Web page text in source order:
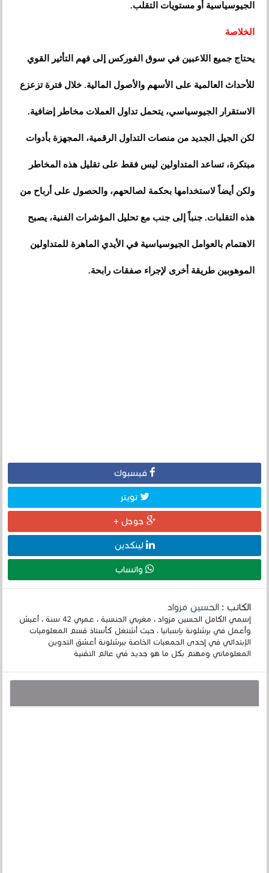
الجيوسياسية أو مستويات التقلب.
الخلاصة
يحتاج جميع اللاعبين في سوق الفوركس إلى فهم التأثير القوي
للأحداث العالمية على الأسهم والأصول المالية. خلال فترة تزعزع
الاستقرار الجيوسياسي، يتحمل تداول العملات مخاطر إضافية.
لكن الجيل الجديد من منصات التداول الرقمية، المجهزة بأدوات
مبتكرة، تساعد المتداولين ليس فقط على تقليل هذه المخاطر
ولكن أيضاً لاستخدامها بحكمة لصالحهم، والحصول على أرباح من
هذه التقلبات. جنباً إلى جنب مع تحليل المؤشرات الفنية، يصبح
الاهتمام بالعوامل الجيوسياسية في الأيدي الماهرة للمتداولين
الموهوبين طريقة أخرى لإجراء صفقات رابحة.
فيسبوك
تويتر
جوجل +
لينكدين
واتساب
الكاتب :الحسين مزواد
إسمي الكامل الحسين مزواد ، مغربي الجنسية ، عمري 42 سنة ، أعيش
وأعمل في برشلونة بإسبانيا ، حيث أشتغل كأستاذ قسم المعلوميات
الإبتدائي في إحدى الجمعيات الخاصة ببرشلونة أعشق التدوين
المعلوماتي ومهتم بكل ما هو جديد في عالم التقنية